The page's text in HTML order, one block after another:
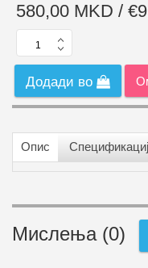
580,00 MKD /
Додади во
Опис
Мислења (0)